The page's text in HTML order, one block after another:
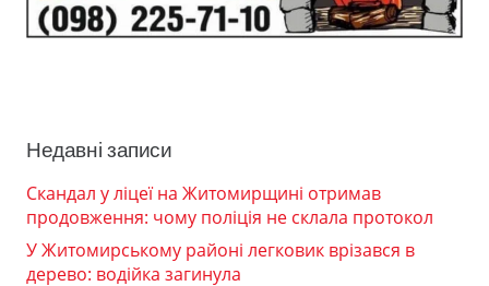
Недавні записи
Скандал у ліцеї на Житомирщині отримав
продовження: чому поліція не склала протокол
У Житомирському районі легковик врізався в
дерево: водійка загинула